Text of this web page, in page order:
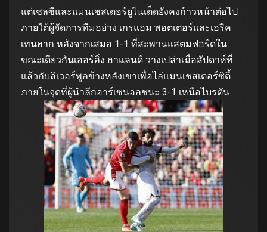
แต่เชลซีและแมนเชสเตอร์ยูไนเต็ดยังคงก้าวหน้าต่อไป
ภายใต้ผู้จัดการทีมอย่าง เกรแฮม พอตเตอร์และเอริค
เทนฮาก หลังจากเสมอ 1-1 ที่สะพานแสตมฟอร์ดใน
ขณะเดียวกันเออร์ลิ่ง ฮาแลนด์ วางเปล่าเมื่อสัปดาห์ที่
แล้วกับลิเวอร์พูลข้างหลังเขาเพื่อไล่แมนเชสเตอร์ซิตี้
ภายในจุดที่ผู้นำลีกอาร์เซนอลชนะ 3-1 เหนือไบรตัน